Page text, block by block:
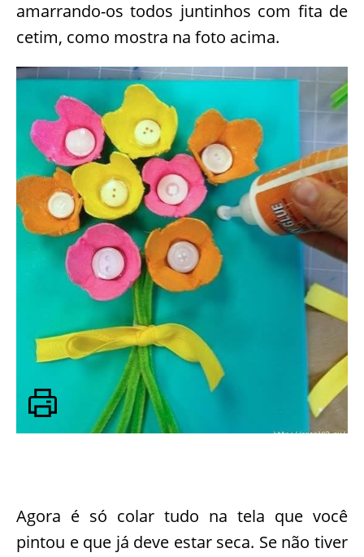
amarrando-os todos juntinhos com fita de
cetim, como mostra na foto acima.
Agora é só colar tudo na tela que você
pintou e que já deve estar seca. Se não tiver